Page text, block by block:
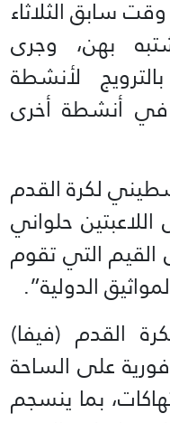
سابق الثلاثاء
بهن، وجرى
لأنشطة
في أنشطة أخرى
لكرة القدم
اللاعبتين حلواني
القيم التي تقوم
الدولية”.
القدم (فيفا)
على الساحة
بما ينسجم